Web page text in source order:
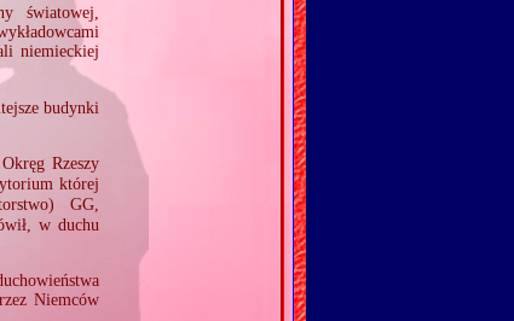
światowej,
niemieckiej
budynki
Okręg Rzeszy
której
GG,
w duchu
Niemców